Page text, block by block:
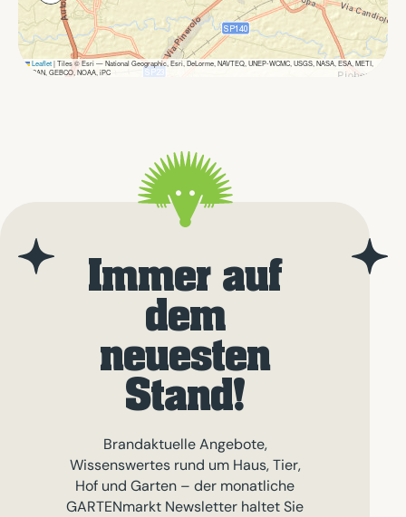
Leaflet |Tiles © Esri — National Geographic, Esri, DeLorme, NAVTEQ, UNEP-WCMC, USGS, NASA, ESA, METI,
NRCAN, GEBCO, NOAA, iPC
Immer auf
dem
neuesten
Stand!
Brandaktuelle Angebote,
Wissenswertes rund um Haus, Tier,
Hof und Garten – der monatliche
GARTENmarkt Newsletter haltet Sie